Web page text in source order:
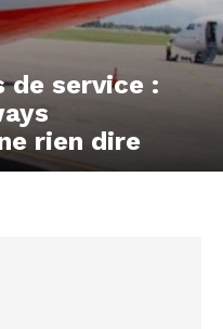
de service :
rien dire